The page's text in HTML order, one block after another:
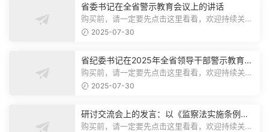
省委书记在全省警示教育会议上的讲话
购买前，请一定要先点击这里看看，欢迎持续关
注，精彩模板每天推送预览结束，本文...
2025-07-30
省纪委书记在2025年全省领导干部警示教育会
上的讲话.1
购买前，请一定要先点击这里看看，欢迎持续关
注，精彩模板每天推送预览结束，本文...
2025-07-30
研讨交流会上的发言：以《监察法实施条例》
为纲,推动巡察工作高质量发展
购买前，请一定要先点击这里看看，欢迎持续关